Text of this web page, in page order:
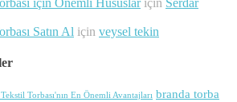
Satın Al için veysel tekin
Torbası'nın En Önemli Avantajları branda torba